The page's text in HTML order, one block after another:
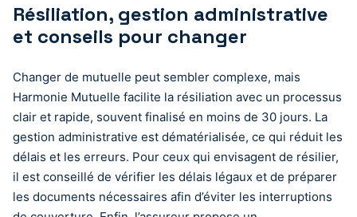
Résiliation, gestion administrative
et conseils pour changer
Changer de mutuelle peut sembler complexe, mais
Harmonie Mutuelle facilite la résiliation avec un processus
clair et rapide, souvent finalisé en moins de 30 jours. La
gestion administrative est dématérialisée, ce qui réduit les
délais et les erreurs. Pour ceux qui envisagent de résilier,
il est conseillé de vérifier les délais légaux et de préparer
les documents nécessaires afin d’éviter les interruptions